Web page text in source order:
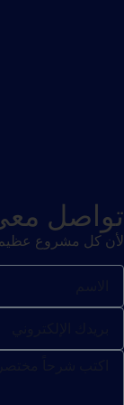
تواصل
لأن كل مشروع عظيم